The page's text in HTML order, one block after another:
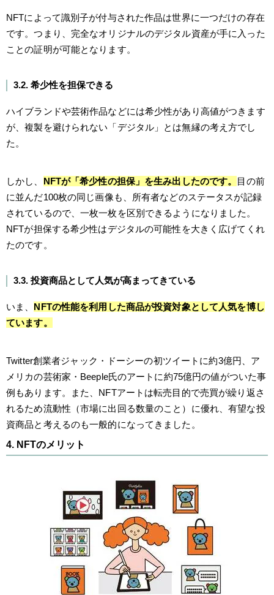
NFTによって識別子が付与された作品は世界に一つだけの存在
です。つまり、完全なオリジナルのデジタル資産が手に入った
ことの証明が可能となります。
3.2. 希少性を担保できる
ハイブランドや芸術作品などには希少性があり高値がつきます
が、複製を避けられない「デジタル」とは無縁の考え方でし
た。
しかし、 NFTが「希少性の担保」を生み出したのです。 目の前
に並んだ100枚の同じ画像も、所有者などのステータスが記録
されているので、一枚一枚を区別できるようになりました。
NFTが担保する希少性はデジタルの可能性を大きく広げてくれ
たのです。
3.3. 投資商品として人気が高まってきている
いま、 NFTの性能を利用した商品が投資対象として人気を博し
ています。
Twitter創業者ジャック・ドーシーの初ツイートに約3億円、ア
メリカの芸術家・Beeple氏のアートに約75億円の値がついた事
例もあります。また、NFTアートは転売目的で売買が繰り返さ
れるため流動性（市場に出回る数量のこと）に優れ、有望な投
資商品と考えるのも一般的になってきました。
4. NFTのメリット